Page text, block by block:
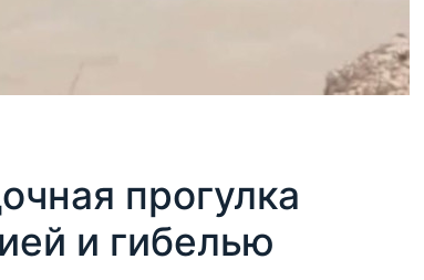
прогулка
и гибелью